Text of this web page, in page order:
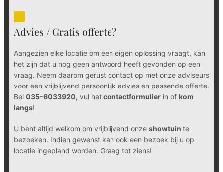
Advies / Gratis offerte?
Aangezien elke locatie om een eigen oplossing vraagt, kan
het zijn dat u nog geen antwoord heeft gevonden op een
vraag. Neem daarom gerust contact op met onze adviseurs
voor een vrijblijvend persoonlijk advies en passende offerte.
Bel 035-6033920, vul hetcontactformulierin of kom
langs!
U bent altijd welkom om vrijblijvend onze showtuin te
bezoeken. Indien gewenst kan ook een bezoek bij u op
locatie ingepland worden. Graag tot ziens!